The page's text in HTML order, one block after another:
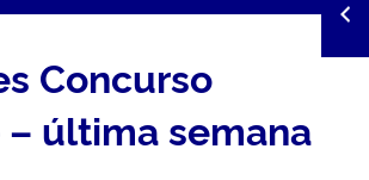
Concurso
última semana